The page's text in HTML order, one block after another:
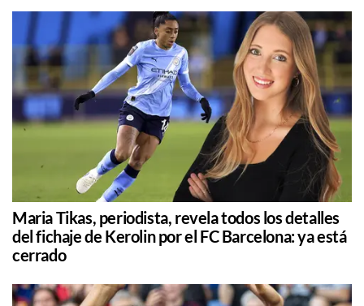
Maria Tikas, periodista, revela todos los detalles
del fichaje de Kerolin por el FC Barcelona: ya está
cerrado